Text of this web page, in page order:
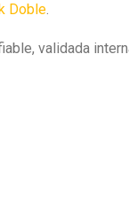
Doble.
validada